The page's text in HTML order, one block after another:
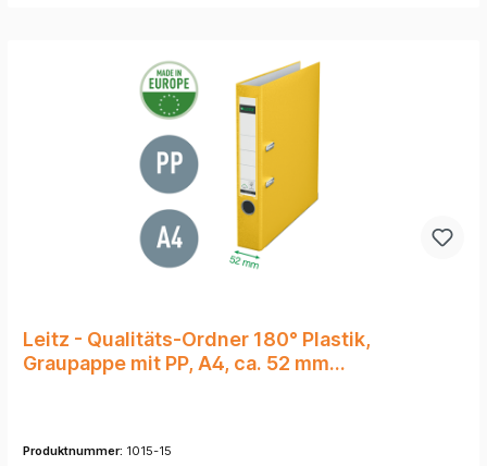
Leitz - Qualitäts-Ordner 180° Plastik,
Graupappe mit PP, A4, ca. 52 mm
Produktnummer: 1015-15